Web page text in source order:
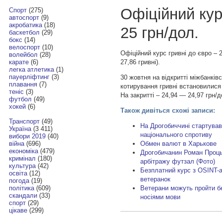
Спорт(275)
автоспорт(9)
акробатика(18)
баскетбол (29)
бокс (14)
велоспорт(10)
волейбол (28)
карате(6)
легка атлетика(1)
пауерліфтинг(3)
плавання(7)
теніс (3)
футбол (49)
хокей(6)
Транспорт(49)
Україна(3 411)
вибори 2019(40)
війна(696)
економіка(479)
кримінал (180)
культура(42)
освіта(12)
погода(19)
політика(609)
скандали(33)
спорт(29)
цікаве(299)
Офіційний
25 грн/дол.
Офіційний курс гривні до євро
27,86 гривні).
30 жовтня на відкритті
котирування гривні
На закритті – 24,94 — 24,97 грн/
Також дивіться схожі записи:
На Дрогобиччині
національного спротиву
Обмен валют в Харькове
Дрогобичанин Роман
арбітражу футзал (Фото)
Безплатний курс з OSINT-
ветеранок
Ветерани можуть пройти
носіями мови